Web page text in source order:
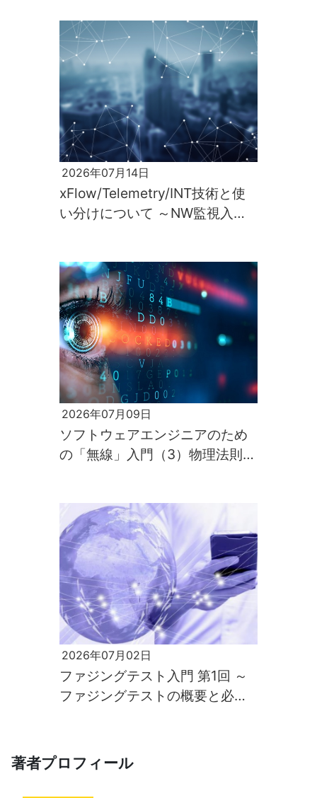
2026年07月14日
xFlow/Telemetry/INT技術と使
い分けについて ～NW監視入門
2026年07月09日
ソフトウェアエンジニアのため
の「無線」入門（3）物理法則が
2026年07月02日
ファジングテスト入門 第1回 ～
ファジングテストの概要と必要
著者プロフィール